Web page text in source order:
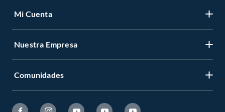
Contáctanos
Tiendas y horarios
Mi Cuenta
Registrate
Ayuda
Nuestra Empresa
Sobre Nosotros
Comunidades
Hágalo Usted Mismo